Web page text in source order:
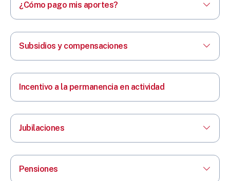
¿Cómo pago mis aportes?
Subsidios y compensaciones
Incentivo a la permanencia en actividad
Jubilaciones
Pensiones